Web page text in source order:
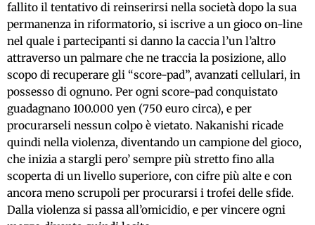
fallito il tentativo di reinserirsi nella società dopo la sua
permanenza in riformatorio, si iscrive a un gioco on-line
nel quale i partecipanti si danno la caccia l’un l’altro
attraverso un palmare che ne traccia la posizione, allo
scopo di recuperare gli “score-pad”, avanzati cellulari, in
possesso di ognuno. Per ogni score-pad conquistato
guadagnano 100.000 yen (750 euro circa), e per
procurarseli nessun colpo è vietato. Nakanishi ricade
quindi nella violenza, diventando un campione del gioco,
che inizia a stargli pero’ sempre più stretto fino alla
scoperta di un livello superiore, con cifre più alte e con
ancora meno scrupoli per procurarsi i trofei delle sfide.
Dalla violenza si passa all’omicidio, e per vincere ogni